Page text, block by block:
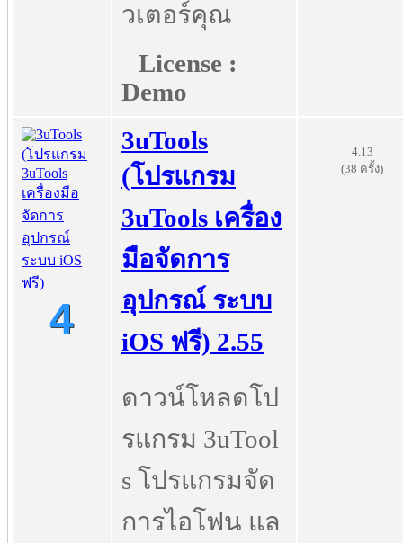
วเตอร์คุณ
License :
Demo
4
3uTools
(โปรแกรม
3uTools เครื่อง
มือจัดการ
อุปกรณ์ ระบบ
iOS ฟรี) 2.55
ดาวน์โหลดโป
รแกรม 3uTool
s โปรแกรมจัด
การไอโฟน แล
4.13
(38 ครั้ง)